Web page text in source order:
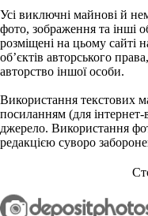
Усі виключні майнові й
фото, зображення та інші
розміщені на цьому сайті
об’єктів авторського
авторство іншої особи.
Використання текстових
посиланням (для
джерело. Використання
редакцією суворо